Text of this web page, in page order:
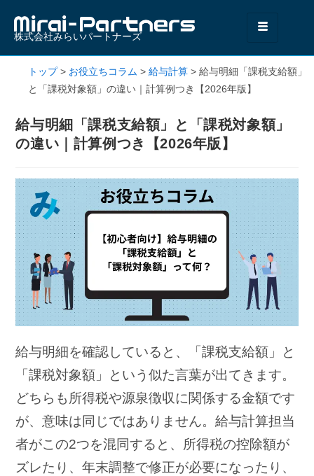
株式会社みらいパートナーズ
トップ> お役立ちコラム > 給与計算 > 給与明細「課税支給額」
と「課税対象額」の違い｜計算例つき【2026年版】
給与明細「課税支給額」と「課税対象額」
の違い｜計算例つき【2026年版】
給与明細を確認していると、「課税支給額」と
「課税対象額」という似た言葉が出てきます。
どちらも所得税や源泉徴収に関係する金額です
が、意味は同じではありません。給与計算担当
者がこの2つを混同すると、所得税の控除額が
ズレたり、年末調整で修正が必要になったり、